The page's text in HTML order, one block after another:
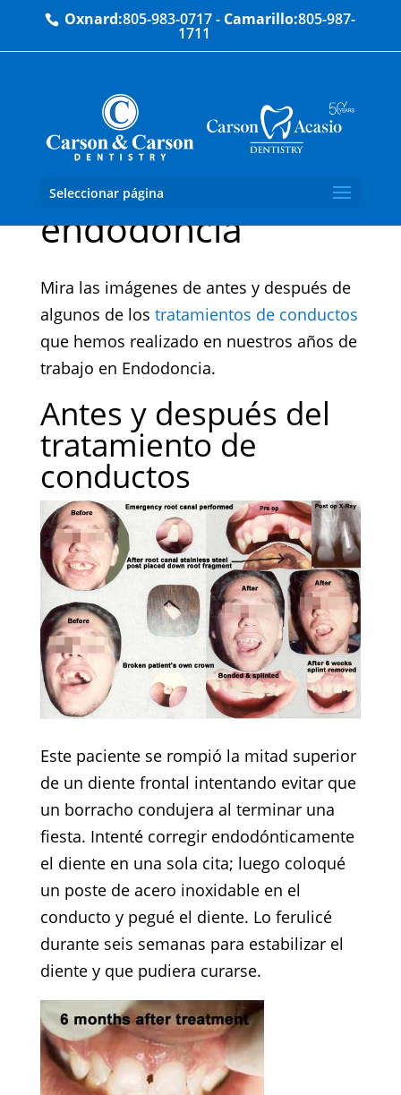
Oxnard:805-983-0717- Camarillo:805-987-
1711
Seleccionar página
Casos prácticos de
endodoncia
Mira las imágenes de antes y después de
algunos de los tratamientos de conductos
que hemos realizado en nuestros años de
trabajo en Endodoncia.
Antes y después del
tratamiento de
conductos
Este paciente se rompió la mitad superior
de un diente frontal intentando evitar que
un borracho condujera al terminar una
fiesta. Intenté corregir endodónticamente
el diente en una sola cita; luego coloqué
un poste de acero inoxidable en el
conducto y pegué el diente. Lo ferulicé
durante seis semanas para estabilizar el
diente y que pudiera curarse.